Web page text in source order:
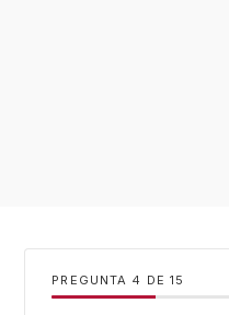
PREGUNTA DE 15